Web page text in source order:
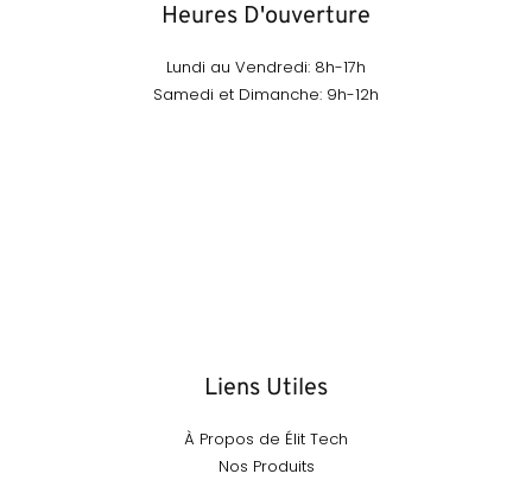
Liens Utiles
À Propos de Élit Tech
Nos Produits
Heures D'ouverture
Lundi au Vendredi: 8h-17h
Samedi et Dimanche: 9h-12h